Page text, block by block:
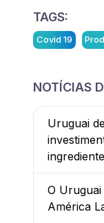
TAGS:
Covid 19
NOTÍCIAS
Uruguai
O
América